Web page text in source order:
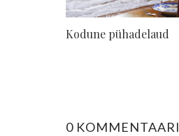
Kodune pühadelaud
0 KOMMENTAARI